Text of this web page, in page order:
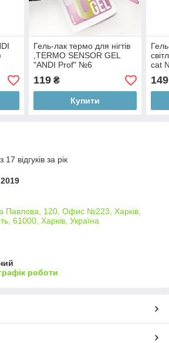
Гель-лак термо для нігтів
,TERMO SENSOR GEL
"ANDI Prof" №6
119₴
Купити
cat
149
відгуків за рік
Павлова, 120, Офис №223, Харків,
61000, Харків, Україна
роботи